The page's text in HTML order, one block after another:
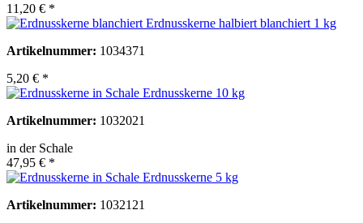
11,20 € *
Erdnusskerne halbiert blanchiert 1 kg
Artikelnummer: 1034371
5,20 € *
Erdnusskerne 10 kg
Artikelnummer: 1032021
in der Schale
47,95 € *
Erdnusskerne 5 kg
Artikelnummer: 1032121